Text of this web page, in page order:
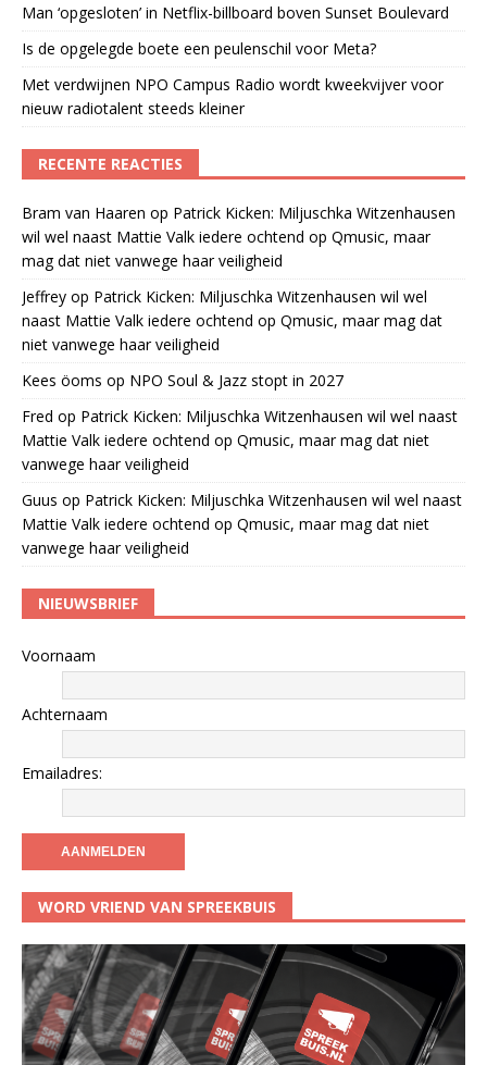
Man ‘opgesloten’ in Netflix-billboard boven Sunset Boulevard
Is de opgelegde boete een peulenschil voor Meta?
Met verdwijnen NPO Campus Radio wordt kweekvijver voor
nieuw radiotalent steeds kleiner
RECENTE REACTIES
Bram van Haaren op Patrick Kicken: Miljuschka Witzenhausen
wil wel naast Mattie Valk iedere ochtend op Qmusic, maar
mag dat niet vanwege haar veiligheid
Jeffrey op Patrick Kicken: Miljuschka Witzenhausen wil wel
naast Mattie Valk iedere ochtend op Qmusic, maar mag dat
niet vanwege haar veiligheid
Kees öoms op NPO Soul & Jazz stopt in 2027
Fred op Patrick Kicken: Miljuschka Witzenhausen wil wel naast
Mattie Valk iedere ochtend op Qmusic, maar mag dat niet
vanwege haar veiligheid
Guus op Patrick Kicken: Miljuschka Witzenhausen wil wel naast
Mattie Valk iedere ochtend op Qmusic, maar mag dat niet
vanwege haar veiligheid
NIEUWSBRIEF
Voornaam
Achternaam
Emailadres:
WORD VRIEND VAN SPREEKBUIS